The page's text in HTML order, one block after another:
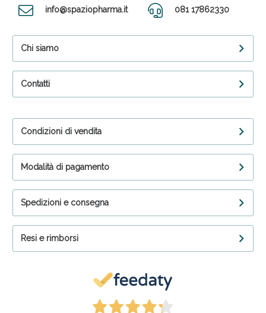
info@spaziopharma.it 081 17862330
Chi siamo
Contatti
Condizioni di vendita
Modalità di pagamento
Spedizioni e consegna
Resi e rimborsi